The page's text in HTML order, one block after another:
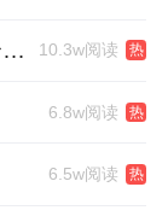
贝壳租房与成都燃气达成战略合作 打通安全巡检“最后一米” 10.3w阅读 热
6.8w阅读 热
6.5w阅读 热